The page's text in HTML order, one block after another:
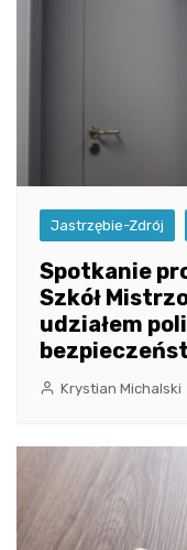
Jastrzębie-Zdrój
Spotkanie
Szkół
udziałem
Krystian Michalski